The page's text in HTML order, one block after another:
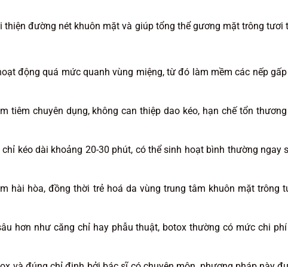
thiện đường nét khuôn mặt và giúp tổng thể gương mặt trông tươi
động quá mức quanh vùng miệng, từ đó làm mềm các nếp
tiêm chuyên dụng, không can thiệp dao kéo, hạn chế tổn
kéo dài khoảng 20-30 phút, có thể sinh hoạt bình thường ngay
hài hòa, đồng thời trẻ hoá da vùng trung tâm khuôn mặt trông
hơn như căng chỉ hay phẫu thuật, botox thường có mức chi